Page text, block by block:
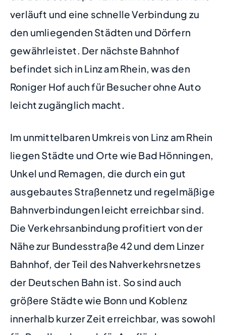
verläuft und eine schnelle Verbindung zu
den umliegenden Städten und Dörfern
gewährleistet. Der nächste Bahnhof
befindet sich in Linz am Rhein, was den
Roniger Hof auch für Besucher ohne Auto
leicht zugänglich macht.
Im unmittelbaren Umkreis von Linz am Rhein
liegen Städte und Orte wie Bad Hönningen,
Unkel und Remagen, die durch ein gut
ausgebautes Straßennetz und regelmäßige
Bahnverbindungen leicht erreichbar sind.
Die Verkehrsanbindung profitiert von der
Nähe zur Bundesstraße 42 und dem Linzer
Bahnhof, der Teil des Nahverkehrsnetzes
der Deutschen Bahn ist. So sind auch
größere Städte wie Bonn und Koblenz
innerhalb kurzer Zeit erreichbar, was sowohl